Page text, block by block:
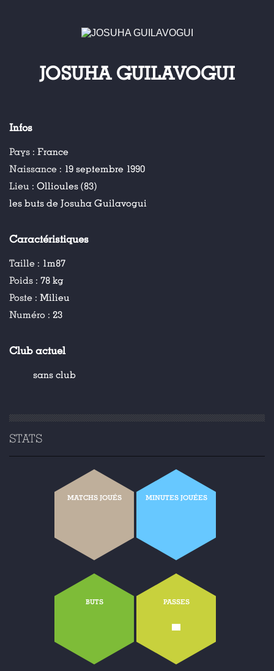
JOSUHA GUILAVOGUI
Infos
Pays : France
Naissance : 19 septembre 1990
Lieu : Ollioules (83)
les buts de Josuha Guilavogui
Caractéristiques
Taille : 1m87
Poids : 78 kg
Poste : Milieu
Numéro : 23
Club actuel
sans club
STATS
MATCHS JOUÉS MINUTES JOUÉES
BUTS PASSES
-